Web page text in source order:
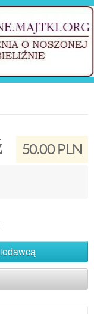
50.00 PLN